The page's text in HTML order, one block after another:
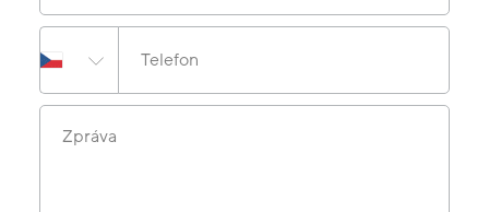
Telefon
Zpráva